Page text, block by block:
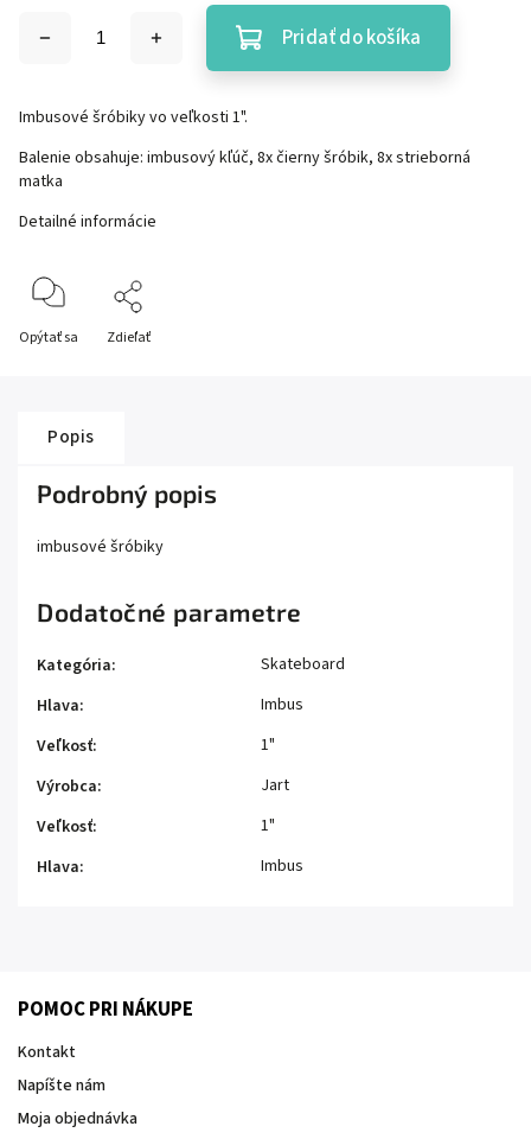
Pridať do košíka
Imbusové šróbiky vo veľkosti 1".
Balenie obsahuje: imbusový kľúč, 8x čierny šróbik, 8x strieborná
matka
Detailné informácie
Opýtať sa Zdieľať
Popis
Podrobný popis
imbusové šróbiky
Dodatočné parametre
Kategória:
Skateboard
Hlava:
Imbus
Veľkosť:
1"
Výrobca:
Jart
Veľkosť:
1"
Hlava: Imbus
POMOC PRI NÁKUPE
Kontakt
Napíšte nám
Moja objednávka